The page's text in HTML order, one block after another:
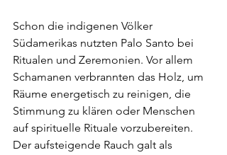
Schon die indigenen Völker
Südamerikas nutzten Palo Santo bei
Ritualen und Zeremonien. Vor allem
Schamanen verbrannten das Holz, um
Räume energetisch zu reinigen, die
Stimmung zu klären oder Menschen
auf spirituelle Rituale vorzubereiten.
Der aufsteigende Rauch galt als